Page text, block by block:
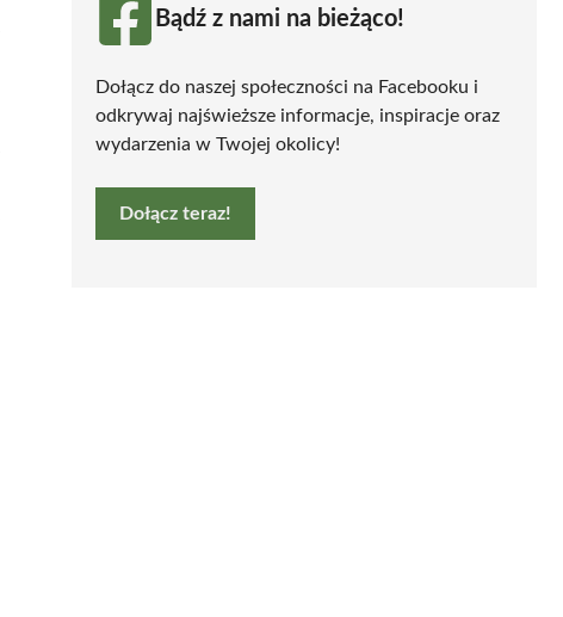
Bądź z nami na bieżąco!
Dołącz do naszej społeczności na Facebooku i
odkrywaj najświeższe informacje, inspiracje oraz
wydarzenia w Twojej okolicy!
Dołącz teraz!